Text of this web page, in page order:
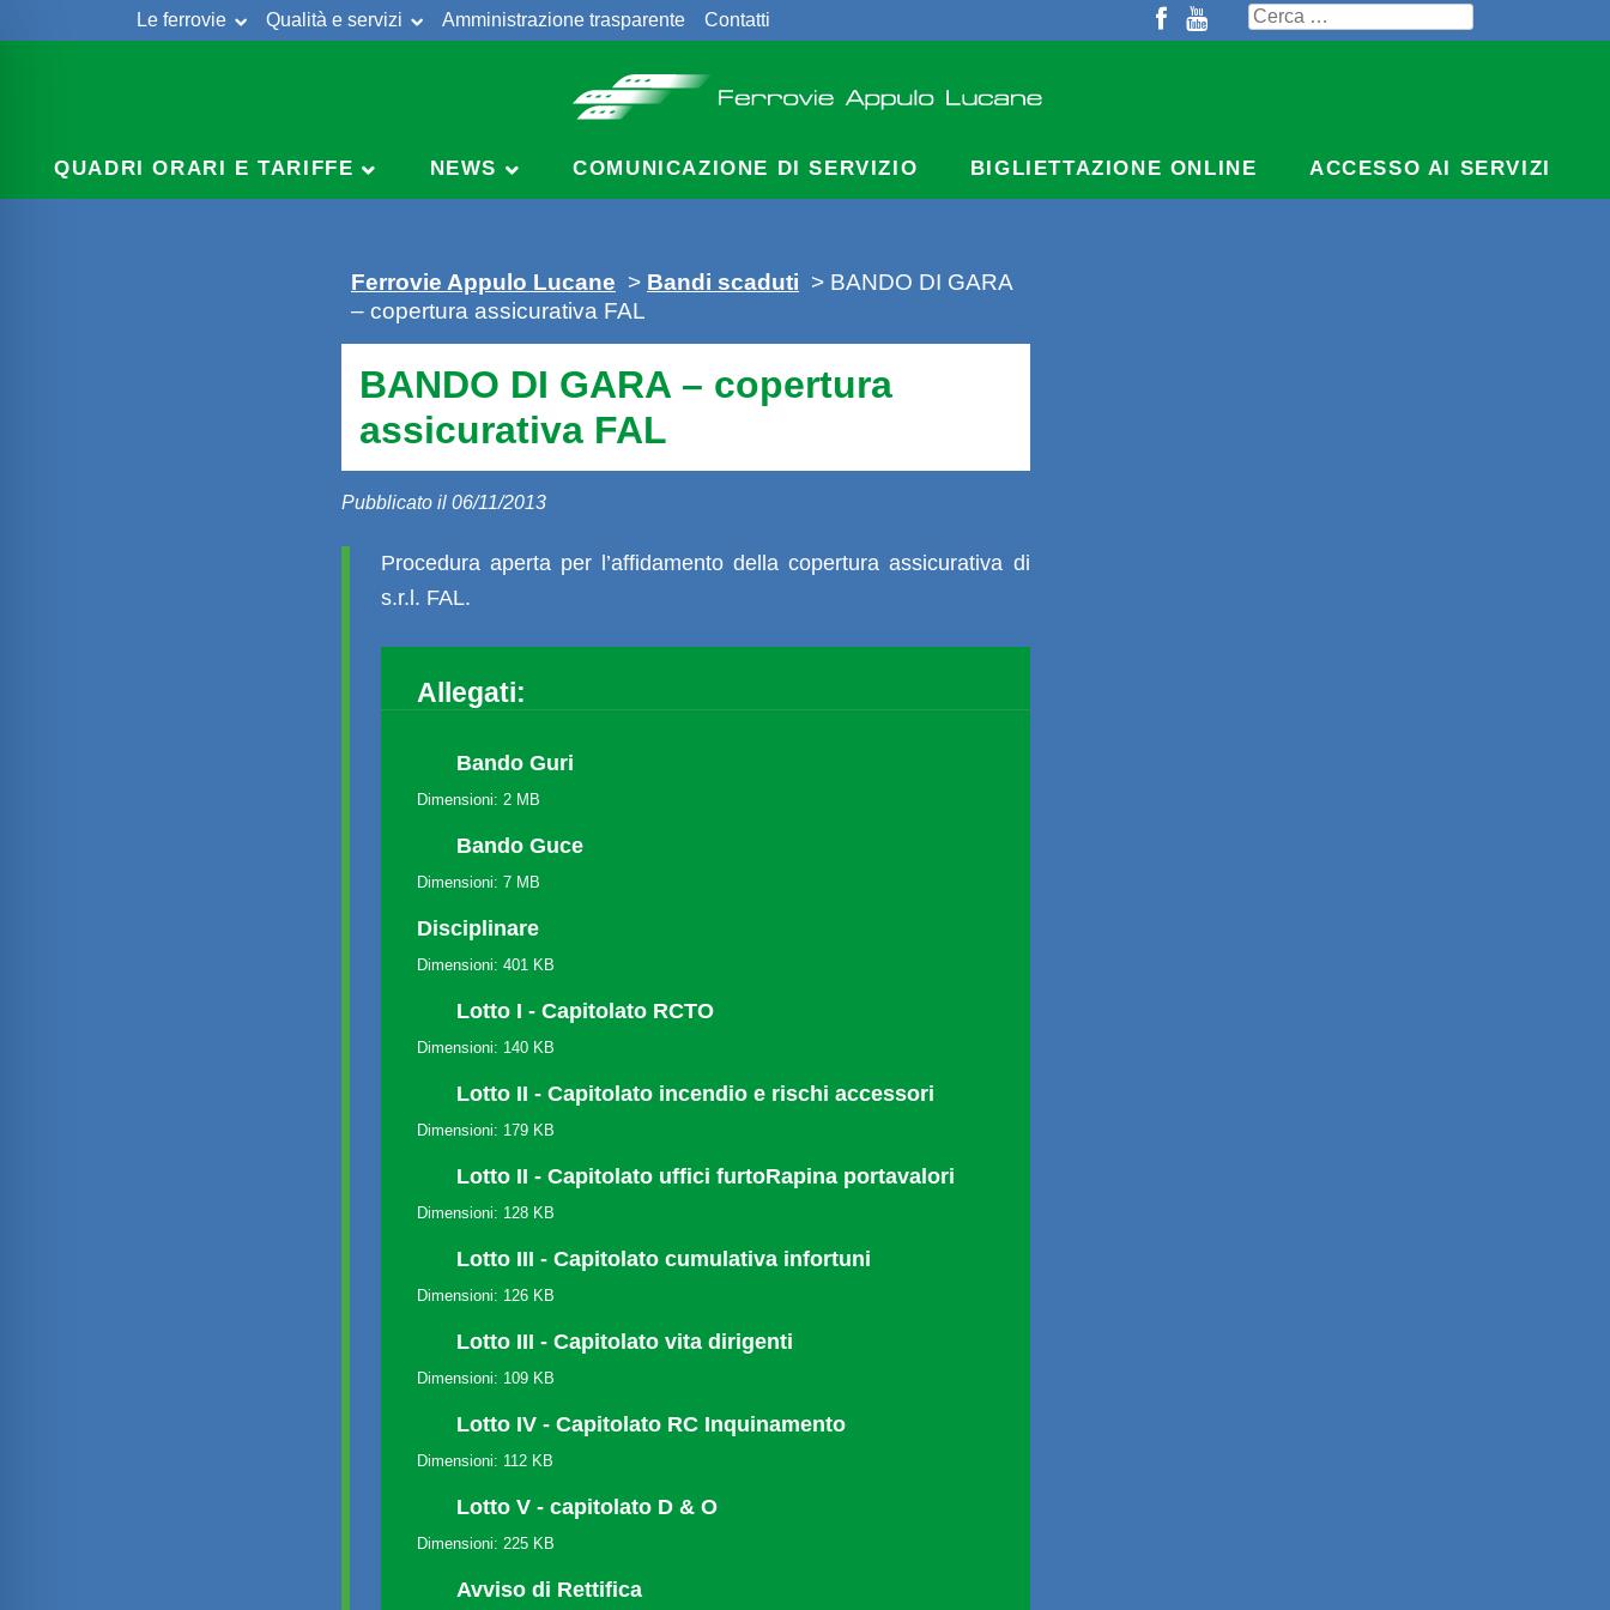
Le ferrovie Qualità e servizi Amministrazione trasparente Contatti
Ricerca
per:
QUADRI ORARI E TARIFFE NEWS COMUNICAZIONE DI SERVIZIO BIGLIETTAZIONE ONLINE ACCESSO AI SERVIZI
Ferrovie Appulo Lucane > Bandi scaduti > BANDO DI GARA
– copertura assicurativa FAL
BANDO DI GARA – copertura
assicurativa FAL
Pubblicato il 06/11/2013
Procedura aperta per l’affidamento della copertura assicurativa di
s.r.l. FAL.
Allegati:
Bando Guri
Dimensioni: 2 MB
Bando Guce
Dimensioni: 7 MB
Disciplinare
Dimensioni: 401 KB
Lotto I - Capitolato RCTO
Dimensioni: 140 KB
Lotto II - Capitolato incendio e rischi accessori
Dimensioni: 179 KB
Lotto II - Capitolato uffici furtoRapina portavalori
Dimensioni: 128 KB
Lotto III - Capitolato cumulativa infortuni
Dimensioni: 126 KB
Lotto III - Capitolato vita dirigenti
Dimensioni: 109 KB
Lotto IV - Capitolato RC Inquinamento
Dimensioni: 112 KB
Lotto V - capitolato D & O
Dimensioni: 225 KB
Avviso di Rettifica